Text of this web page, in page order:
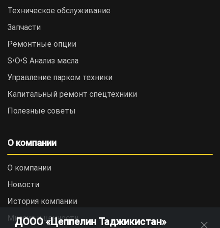
Техническое обслуживание
Запчасти
Ремонтные опции
S•O•S Анализ масла
Управление парком техники
Капитальный ремонт спецтехники
Полезные советы
О компании
О компании
Новости
История компании
Миссия и ценности
ДООО «Цеппелин Таджикистан»